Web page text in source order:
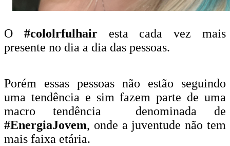
O #cololrfulhairesta cada vez mais
presente no dia a dia das pessoas.
Porém essas pessoas não estão seguindo
uma tendência e sim fazem parte de uma
macro tendência denominada de
#EnergiaJovem, onde a juventude não tem
mais faixa etária.